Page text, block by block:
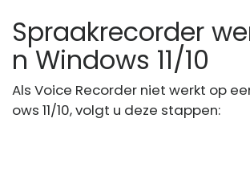
Spraakrecorder
n Windows 11/10
Als Voice Recorder niet werkt op
ows 11/10, volgt u deze stappen: